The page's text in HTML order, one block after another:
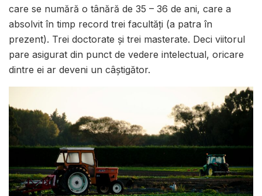
care se numără o tânără de 35 – 36 de ani, care a
absolvit în timp record trei facultăți (a patra în
prezent). Trei doctorate și trei masterate. Deci viitorul
pare asigurat din punct de vedere intelectual, oricare
dintre ei ar deveni un câștigător.